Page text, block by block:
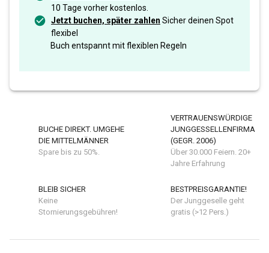
10 Tage vorher kostenlos.
Jetzt buchen, später zahlen Sicher deinen Spot
flexibel
Buch entspannt mit flexiblen Regeln
BUCHE DIREKT. UMGEHE
DIE MITTELMÄNNER
Spare bis zu 50%.
VERTRAUENSWÜRDIGE
JUNGGESSELLENFIRMA
(GEGR. 2006)
Über 30.000 Feiern. 20+
Jahre Erfahrung
BLEIB SICHER
Keine
Stornierungsgebühren!
BESTPREISGARANTIE!
Der Junggeselle geht
gratis (>12 Pers.)